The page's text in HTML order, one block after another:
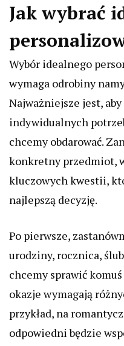
Jak wybrać
Wybór idealnego
wymaga odrobiny
Najważniejsze jest,
indywidualnych
chcemy obdarować.
konkretny przedmiot,
kluczowych kwestii,
najlepszą decyzję.
Po pierwsze,
urodziny, rocznica,
chcemy sprawić
okazje wymagają
przykład, na
odpowiedni będzie